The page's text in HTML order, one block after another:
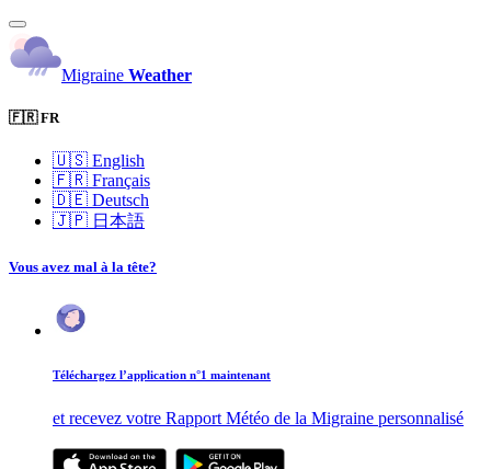
Migraine Weather
🇫🇷 FR
🇺🇸 English
🇫🇷 Français
🇩🇪 Deutsch
🇯🇵 日本語
Vous avez mal à la tête?
Téléchargez l’application n°1 maintenant
et recevez votre Rapport Météo de la Migraine personnalisé